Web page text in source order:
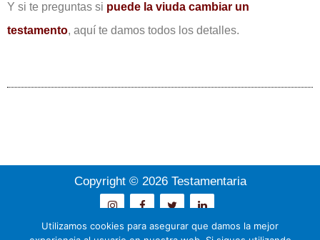
Y si te preguntas si puede la viuda cambiar un
testamento, aquí te damos todos los detalles.
Copyright © 2026 Testamentaria
Utilizamos cookies para asegurar que damos la mejor